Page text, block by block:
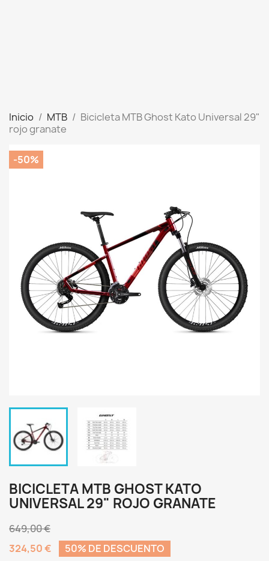
Inicio MTB
Bicicleta MTB Ghost Kato Universal 29"
rojo granate
-50%
BICICLETA MTB GHOST KATO
UNIVERSAL 29" ROJO GRANATE
649,00 €
324,50 €
50% DE DESCUENTO